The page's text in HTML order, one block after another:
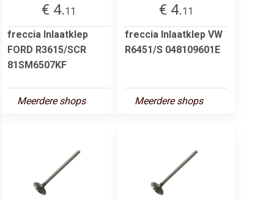
€ 4.11
freccia Inlaatklep
FORD R3615/SCR
81SM6507KF
Meerdere shops
€ 4.11
freccia Inlaatklep VW
R6451/S 048109601E
Meerdere shops